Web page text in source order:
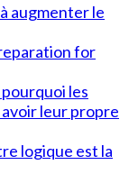
augmenter le
for
les
leur propre
logique est la